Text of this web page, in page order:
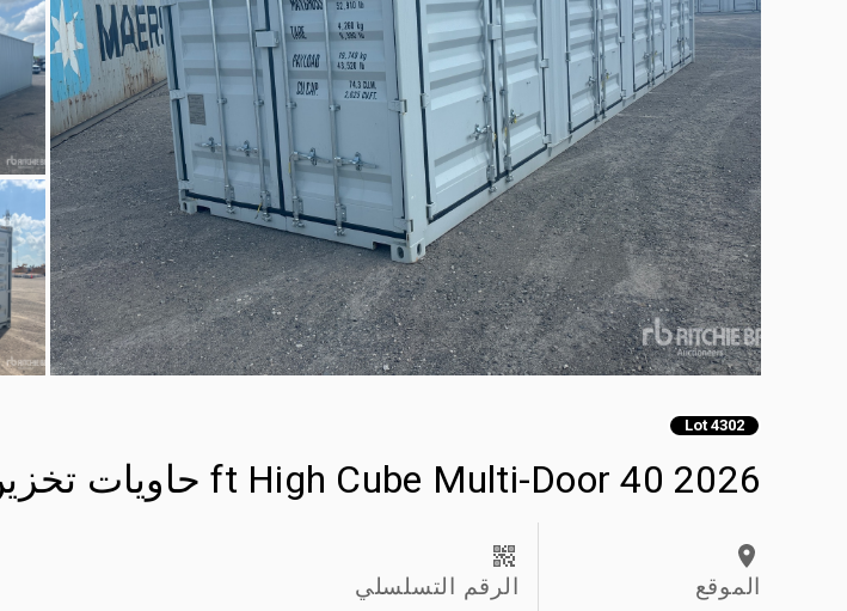
Lot 4302
2026 40 ft High Cube Multi-Door حاويات تخزين (Unused)
الموقع الرقم التسلسلي